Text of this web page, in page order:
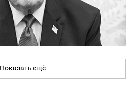
Показать ещё